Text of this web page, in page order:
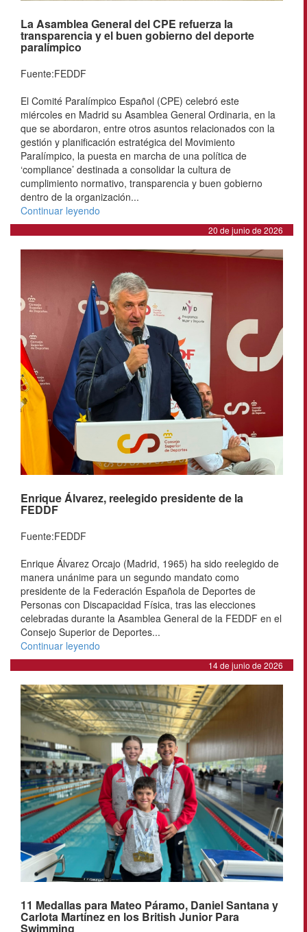
La Asamblea General del CPE refuerza la
transparencia y el buen gobierno del deporte
paralímpico
Fuente:FEDDF
El Comité Paralímpico Español (CPE) celebró este
miércoles en Madrid su Asamblea General Ordinaria, en la
que se abordaron, entre otros asuntos relacionados con la
gestión y planificación estratégica del Movimiento
Paralímpico, la puesta en marcha de una política de
‘compliance’ destinada a consolidar la cultura de
cumplimiento normativo, transparencia y buen gobierno
dentro de la organización...
Continuar leyendo
20 de junio de 2026
Enrique Álvarez, reelegido presidente de la
FEDDF
Fuente:FEDDF
Enrique Álvarez Orcajo (Madrid, 1965) ha sido reelegido de
manera unánime para un segundo mandato como
presidente de la Federación Española de Deportes de
Personas con Discapacidad Física, tras las elecciones
celebradas durante la Asamblea General de la FEDDF en el
Consejo Superior de Deportes...
Continuar leyendo
14 de junio de 2026
11 Medallas para Mateo Páramo, Daniel Santana y
Carlota Martínez en los British Junior Para
Swimming